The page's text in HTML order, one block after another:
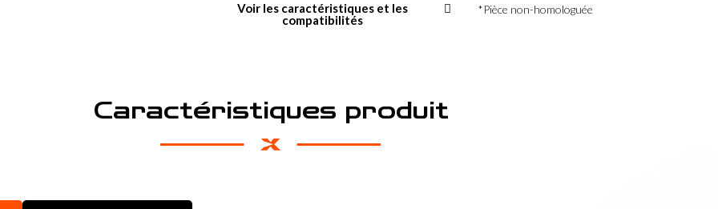
Voir les caractéristiques et les
compatibilités
*Pièce non-homologuée
Caractéristiques produit